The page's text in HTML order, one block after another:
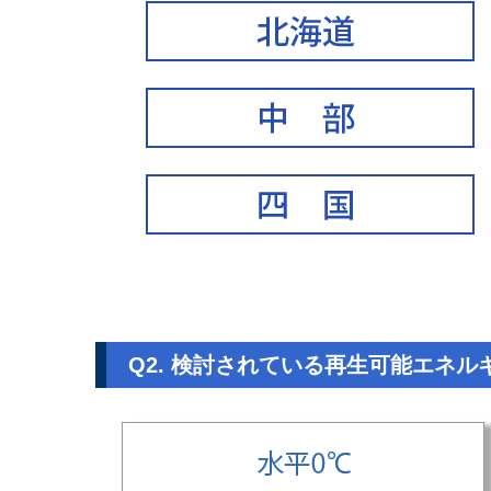
Q2. 検討されている再生可能エネル